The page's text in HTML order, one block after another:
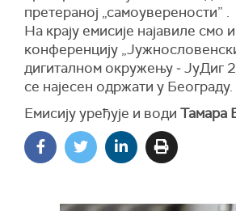
претераној „самоуверености” .
На крају емисије најавиле смо
конференцију
дигиталном окружењу ‒ ЈуДиг
се најесен одржати у Београду.
Емисију уређује и води Тамара